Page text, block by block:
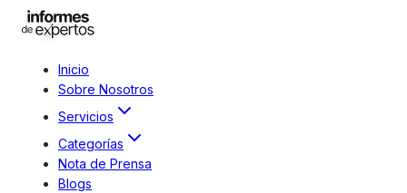
Inicio
Sobre Nosotros
Servicios
Categorías
Nota de Prensa
Blogs